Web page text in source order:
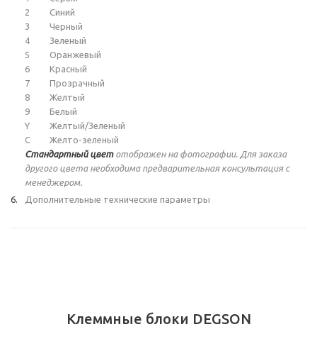
2
Синий
3
Черный
4
Зеленый
5
Оранжевый
6
Красный
7
Прозрачный
8
Желтый
9
Белый
Y
Желтый/Зеленый
C
Желто-зеленый
Стандартный цветотображен на фотографии. Для заказа
другого цвета необходима предварительная консультация с
менеджером.
Дополнительные технические параметры
Клеммные блоки DEGSON